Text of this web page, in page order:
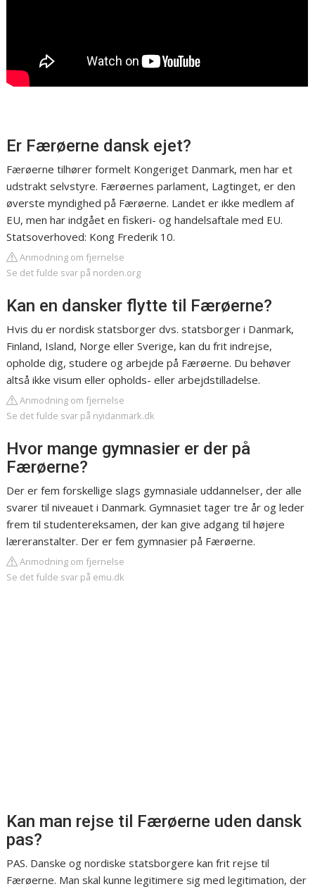
Er Færøerne dansk ejet?
Færøerne tilhører formelt Kongeriget Danmark, men har et
udstrakt selvstyre. Færøernes parlament, Lagtinget, er den
øverste myndighed på Færøerne. Landet er ikke medlem af
EU, men har indgået en fiskeri- og handelsaftale med EU.
Statsoverhoved: Kong Frederik 10.
Anmodning om fjernelse
Se det fulde svar på norden.org
Kan en dansker flytte til Færøerne?
Hvis du er nordisk statsborger dvs. statsborger i Danmark,
Finland, Island, Norge eller Sverige, kan du frit indrejse,
opholde dig, studere og arbejde på Færøerne. Du behøver
altså ikke visum eller opholds- eller arbejdstilladelse.
Anmodning om fjernelse
Se det fulde svar på nyidanmark.dk
Hvor mange gymnasier er der på
Færøerne?
Der er fem forskellige slags gymnasiale uddannelser, der alle
svarer til niveauet i Danmark. Gymnasiet tager tre år og leder
frem til studentereksamen, der kan give adgang til højere
læreranstalter. Der er fem gymnasier på Færøerne.
Anmodning om fjernelse
Se det fulde svar på emu.dk
Kan man rejse til Færøerne uden dansk
pas?
PAS. Danske og nordiske statsborgere kan frit rejse til
Færøerne. Man skal kunne legitimere sig med legitimation, der